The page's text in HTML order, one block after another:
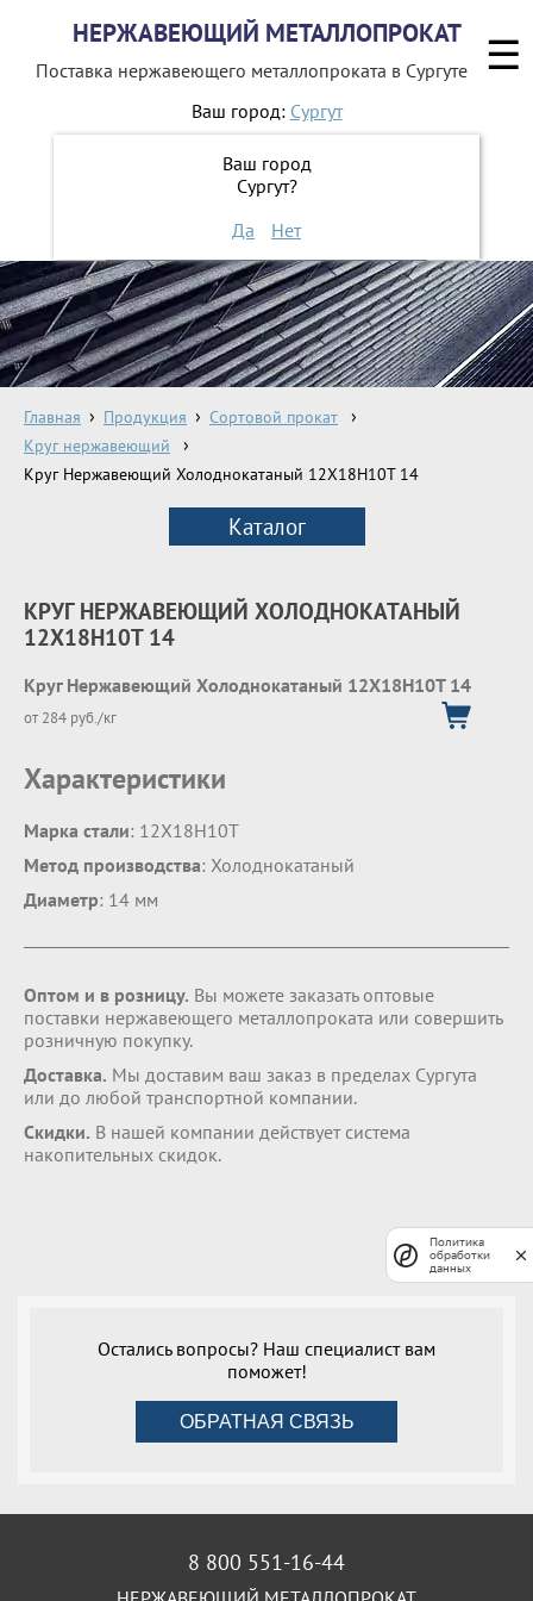
НЕРЖАВЕЮЩИЙ МЕТАЛЛОПРОКАТ
Поставка нержавеющего металлопроката в Сургуте
Ваш город: Сургут
Ваш город
Сургут?
Да
Нет
8 800 551-16-44
ЗАКАЗАТЬ ОБРАТНЫЙ ЗВОНОК
Главная Продукция
Сортовой прокат
Круг нержавеющий
Круг Нержавеющий Холоднокатаный 12Х18Н10Т 14
Каталог
КРУГ НЕРЖАВЕЮЩИЙ ХОЛОДНОКАТАНЫЙ
12Х18Н10Т 14
Круг Нержавеющий Холоднокатаный 12Х18Н10Т 14
от 284 руб./кг
Характеристики
Марка стали: 12Х18Н10Т
Метод производства: Холоднокатаный
Диаметр: 14 мм
Оптом и в розницу. Вы можете заказать оптовые
поставки нержавеющего металлопроката или совершить
розничную покупку.
Доставка. Мы доставим ваш заказ в пределах Сургута
или до любой транспортной компании.
Скидки. В нашей компании действует система
накопительных скидок.
Остались вопросы? Наш специалист вам
поможет!
ОБРАТНАЯ СВЯЗЬ
8 800 551-16-44
☰
Политика
обработки
данных